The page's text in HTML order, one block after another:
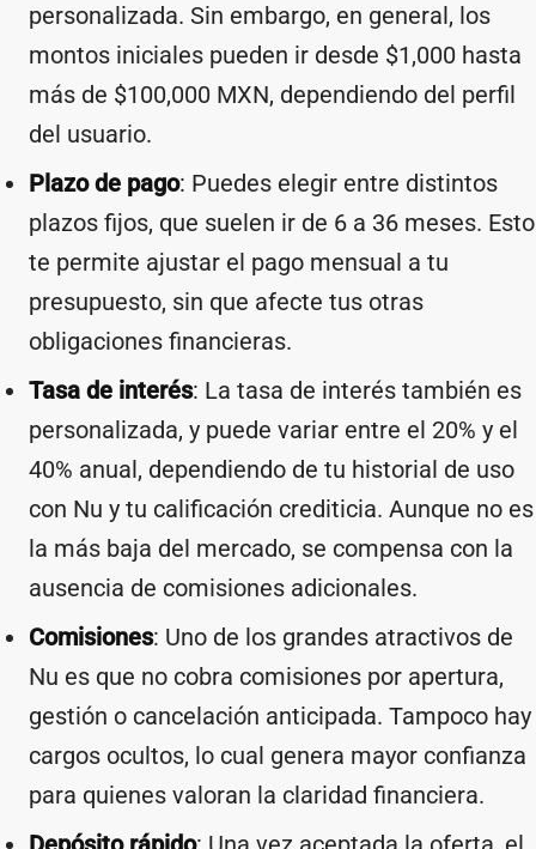
personalizada. Sin embargo, en general, los
montos iniciales pueden ir desde $1,000 hasta
más de $100,000 MXN, dependiendo del perfil
del usuario.
Plazo de pago: Puedes elegir entre distintos
plazos fijos, que suelen ir de 6 a 36 meses. Esto
te permite ajustar el pago mensual a tu
presupuesto, sin que afecte tus otras
obligaciones financieras.
Tasa de interés: La tasa de interés también es
personalizada, y puede variar entre el 20% y el
40% anual, dependiendo de tu historial de uso
con Nu y tu calificación crediticia. Aunque no es
la más baja del mercado, se compensa con la
ausencia de comisiones adicionales.
Comisiones: Uno de los grandes atractivos de
Nu es que no cobra comisiones por apertura,
gestión o cancelación anticipada. Tampoco hay
cargos ocultos, lo cual genera mayor confianza
para quienes valoran la claridad financiera.